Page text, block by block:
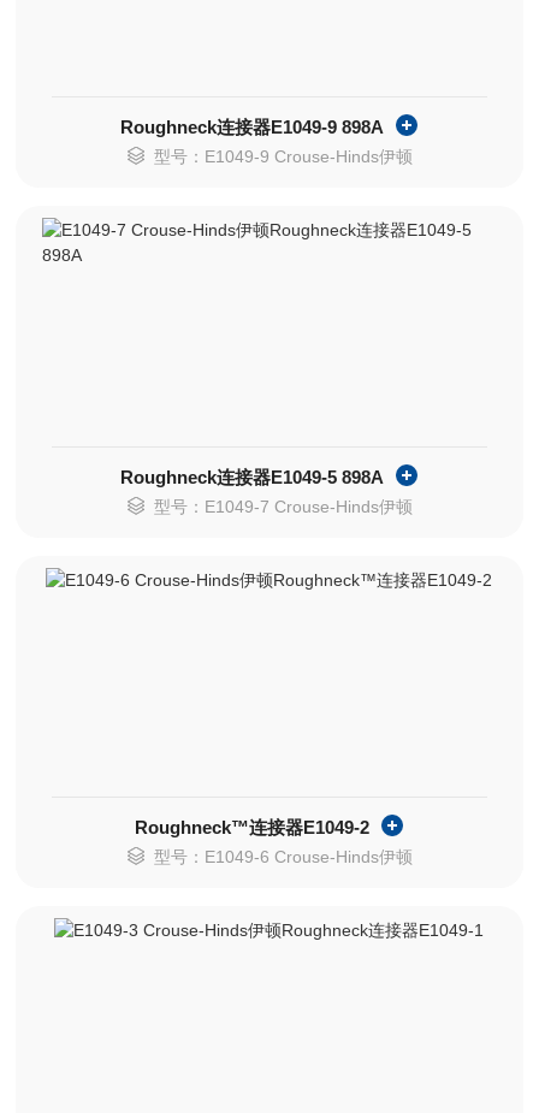
Roughneck连接器E1049-9 898A
型号：E1049-9 Crouse-Hinds伊顿
Roughneck连接器E1049-5 898A
型号：E1049-7 Crouse-Hinds伊顿
Roughneck™连接器E1049-2
型号：E1049-6 Crouse-Hinds伊顿